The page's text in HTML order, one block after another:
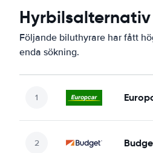
Följande biluthyrare har fått
enda sökning.